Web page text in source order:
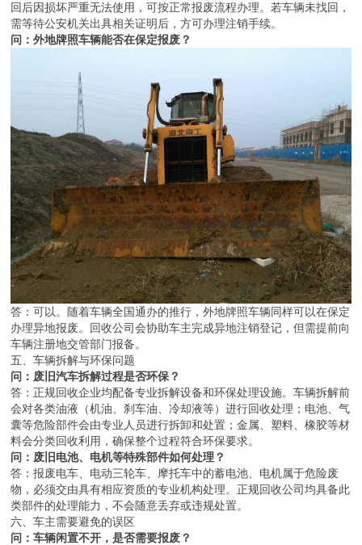
回后因损坏严重无法使用，可按正常报废流程办理。若车辆未找回，
需等待公安机关出具相关证明后，方可办理注销手续。
问：外地牌照车辆能否在保定报废？
答：可以。随着车辆全国通办的推行，外地牌照车辆同样可以在保定
办理异地报废。回收公司会协助车主完成异地注销登记，但需提前向
车辆注册地交管部门报备。
五、车辆拆解与环保问题
问：废旧汽车拆解过程是否环保？
答：正规回收企业均配备专业拆解设备和环保处理设施。车辆拆解前
会对各类油液（机油、刹车油、冷却液等）进行回收处理；电池、气
囊等危险部件会由专业人员进行拆卸和处置；金属、塑料、橡胶等材
料会分类回收利用，确保整个过程符合环保要求。
问：废旧电池、电机等特殊部件如何处理？
答：报废电车、电动三轮车、摩托车中的蓄电池、电机属于危险废
物，必须交由具有相应资质的专业机构处理。正规回收公司均具备此
类部件的处理能力，不会随意丢弃或违规处置。
六、车主需要避免的误区
问：车辆闲置不开，是否需要报废？